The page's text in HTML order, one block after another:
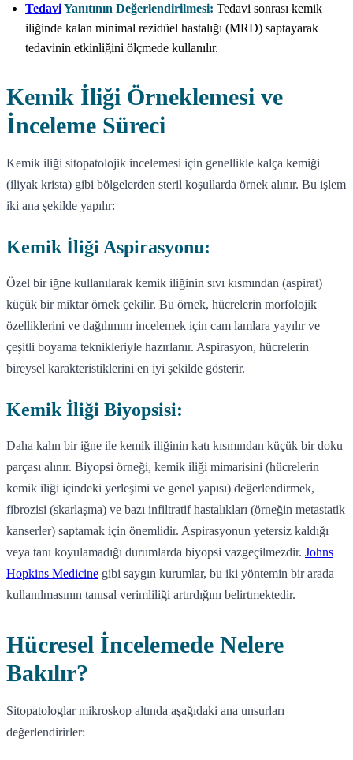
TedaviYanıtının Değerlendirilmesi: Tedavi sonrası kemik
iliğinde kalan minimal rezidüel hastalığı (MRD) saptayarak
tedavinin etkinliğini ölçmede kullanılır.
Kemik İliği Örneklemesi ve
İnceleme Süreci
Kemik iliği sitopatolojik incelemesi için genellikle kalça kemiği
(iliyak krista) gibi bölgelerden steril koşullarda örnek alınır. Bu işlem
iki ana şekilde yapılır:
Kemik İliği Aspirasyonu:
Özel bir iğne kullanılarak kemik iliğinin sıvı kısmından (aspirat)
küçük bir miktar örnek çekilir. Bu örnek, hücrelerin morfolojik
özelliklerini ve dağılımını incelemek için cam lamlara yayılır ve
çeşitli boyama teknikleriyle hazırlanır. Aspirasyon, hücrelerin
bireysel karakteristiklerini en iyi şekilde gösterir.
Kemik İliği Biyopsisi:
Daha kalın bir iğne ile kemik iliğinin katı kısmından küçük bir doku
parçası alınır. Biyopsi örneği, kemik iliği mimarisini (hücrelerin
kemik iliği içindeki yerleşimi ve genel yapısı) değerlendirmek,
fibrozisi (skarlaşma) ve bazı infiltratif hastalıkları (örneğin metastatik
kanserler) saptamak için önemlidir. Aspirasyonun yetersiz kaldığı
veya tanı koyulamadığı durumlarda biyopsi vazgeçilmezdir. Johns
Hopkins Medicine gibi saygın kurumlar, bu iki yöntemin bir arada
kullanılmasının tanısal verimliliği artırdığını belirtmektedir.
Hücresel İncelemede Nelere
Bakılır?
Sitopatologlar mikroskop altında aşağıdaki ana unsurları
değerlendirirler: